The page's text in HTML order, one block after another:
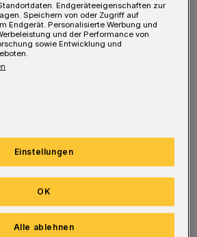
Opel Insignia war vor einer
(wir berichteten). Laut
dem Wagen „mehrfach in
und gefährdete andere
zur Straße In der Krim
einem, aus der Straße In der
Endgeräteeigenschaften zur
Speichern von oder Zugriff auf
Endgerät. Personalisierte Werbung und
und der Performance von
sowie Entwicklung und
Einstellungen
Alle ablehnen
OK